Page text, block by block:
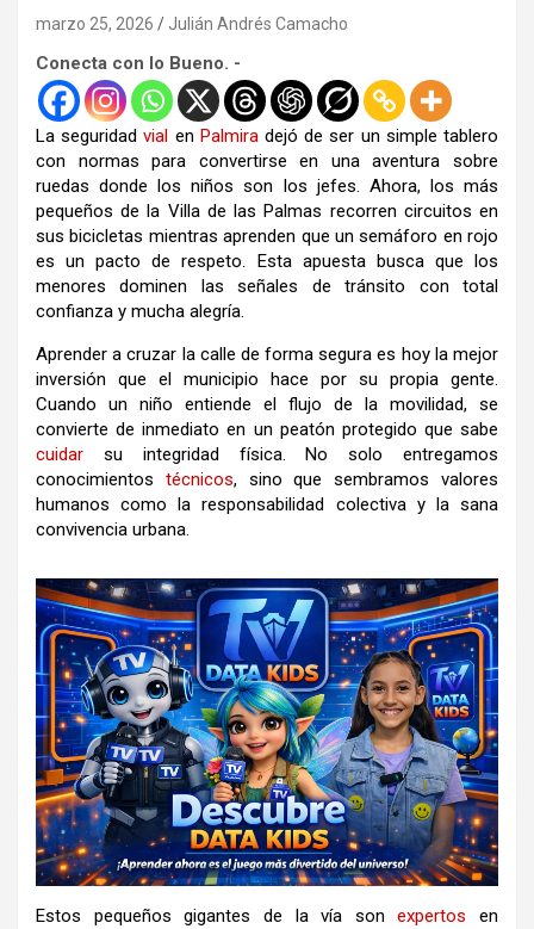
marzo 25, 2026 Julián Andrés Camacho
Conecta con lo Bueno. -
La seguridadvial en Palmiradejó de ser un simple tablero
con normas para convertirse en una aventura sobre
ruedas donde los niños son los jefes. Ahora, los más
pequeños de la Villa de las Palmas recorren circuitos en
sus bicicletas mientras aprenden que un semáforo en rojo
es un pacto de respeto. Esta apuesta busca que los
menores dominen las señales de tránsito con total
confianza y mucha alegría.
Aprender a cruzar la calle de forma segura es hoy la mejor
inversión que el municipio hace por su propia gente.
Cuando un niño entiende el flujo de la movilidad, se
convierte de inmediato en un peatón protegido que sabe
cuidar su integridad física. No solo entregamos
conocimientos técnicos, sino que sembramos valores
humanos como la responsabilidad colectiva y la sana
convivencia urbana.
Estos pequeños gigantes de la vía sonexpertos en